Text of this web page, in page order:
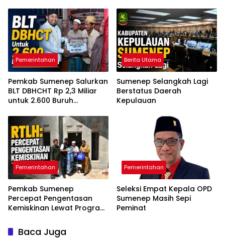
Pemerintahan
Pemkab Sumenep Salurkan
BLT DBHCHT Rp 2,3 Miliar
untuk 2.600 Buruh
Berita Utama
Sumenep Selangkah Lagi
Berstatus Daerah
Kepulauan
Pemerintahan
Pemkab Sumenep
Percepat Pengentasan
Kemiskinan Lewat Program
Pemerintahan
Seleksi Empat Kepala OPD
Sumenep Masih Sepi
Peminat
Baca Juga